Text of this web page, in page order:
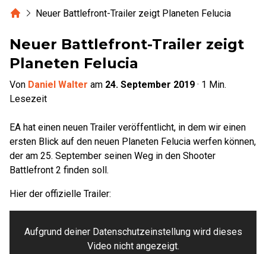
HomeNeuer Battlefront-Trailer zeigt Planeten Felucia
Neuer Battlefront-Trailer zeigt
Planeten Felucia
Von Daniel Walter am 24. September 2019 · 1 Min.
Lesezeit
EA hat einen neuen Trailer veröffentlicht, in dem wir einen
ersten Blick auf den neuen Planeten Felucia werfen können,
der am 25. September seinen Weg in den Shooter
Battlefront 2 finden soll.
Hier der offizielle Trailer:
Aufgrund deiner Datenschutzeinstellung wird dieses
Video nicht angezeigt.